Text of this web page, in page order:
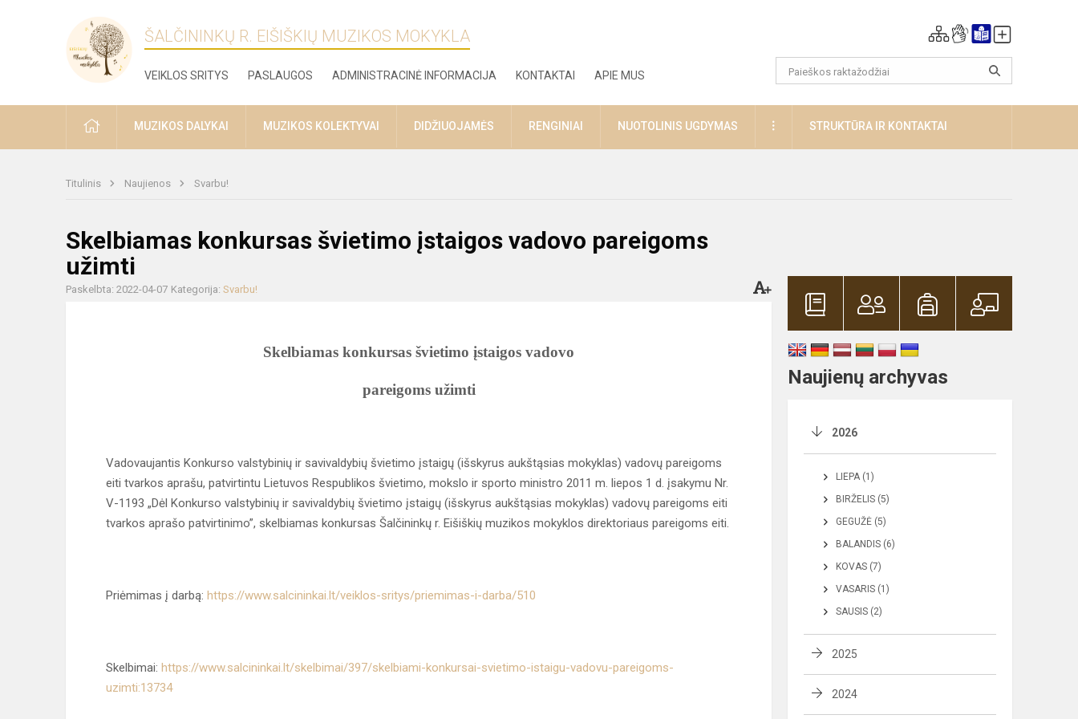
ŠALČININKŲ R. EIŠIŠKIŲ MUZIKOS MOKYKLA
VEIKLOS SRITYS PASLAUGOS ADMINISTRACINĖ INFORMACIJA KONTAKTAI APIE MUS
PRADŽIAMUZIKOS DALYKAI MUZIKOS KOLEKTYVAI DIDŽIUOJAMĖS RENGINIAI NUOTOLINIS UGDYMAS DAUGIAUSTRUKTŪRA IR KONTAKTAI
Titulinis Naujienos Svarbu!
Skelbiamas konkursas švietimo įstaigos vadovo pareigoms
užimti
Paskelbta: 2022-04-07 Kategorija: Svarbu!
Skelbiamas konkursas švietimo įstaigos vadovo
pareigoms užimti
Vadovaujantis Konkurso valstybinių ir savivaldybių švietimo įstaigų (išskyrus aukštąsias mokyklas) vadovų pareigoms
eiti tvarkos aprašu, patvirtintu Lietuvos Respublikos švietimo, mokslo ir sporto ministro 2011 m. liepos 1 d. įsakymu Nr.
V-1193 „Dėl Konkurso valstybinių ir savivaldybių švietimo įstaigų (išskyrus aukštąsias mokyklas) vadovų pareigoms eiti
tvarkos aprašo patvirtinimo”, skelbiamas konkursas Šalčininkų r. Eišiškių muzikos mokyklos direktoriaus pareigoms eiti.
Priėmimas į darbą: https://www.salcininkai.lt/veiklos-sritys/priemimas-i-darba/510
Skelbimai: https://www.salcininkai.lt/skelbimai/397/skelbiami-konkursai-svietimo-istaigu-vadovu-pareigoms-
uzimti:13734
Naujienų archyvas
2026
LIEPA (1)
BIRŽELIS (5)
GEGUŽĖ (5)
BALANDIS (6)
KOVAS (7)
VASARIS (1)
SAUSIS (2)
2025
2024